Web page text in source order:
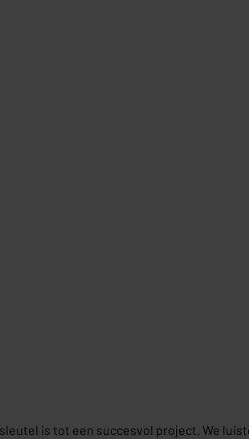
is tot een succesvol project. We